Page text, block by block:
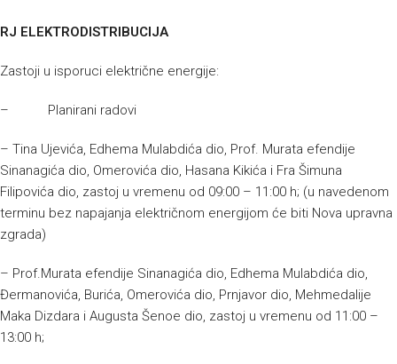
RJ ELEKTRODISTRIBUCIJA
Zastoji u isporuci električne energije:
– Planirani radovi
– Tina Ujevića, Edhema Mulabdića dio, Prof. Murata efendije
Sinanagića dio, Omerovića dio, Hasana Kikića i Fra Šimuna
Filipovića dio, zastoj u vremenu od 09:00 – 11:00 h; (u navedenom
terminu bez napajanja električnom energijom će biti Nova upravna
zgrada)
– Prof.Murata efendije Sinanagića dio, Edhema Mulabdića dio,
Đermanovića, Burića, Omerovića dio, Prnjavor dio, Mehmedalije
Maka Dizdara i Augusta Šenoe dio, zastoj u vremenu od 11:00 –
13:00 h;